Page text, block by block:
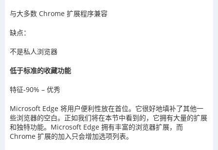
与大多数 Chrome 扩展程序兼容
缺点：
不是私人浏览器
低于标准的收藏功能
特征-90% – 优秀
Microsoft Edge 将用户便利性放在首位。它很好地填补了其他一
些浏览器的空白。正如我们将在本节中看到的，它拥有大量的扩展
和独特功能。Microsoft Edge 拥有丰富的浏览器扩展，而
Chrome 扩展的加入只会增加选项列表。